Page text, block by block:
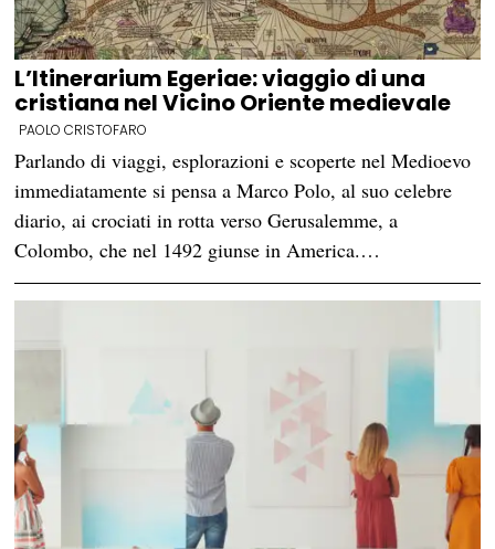
L’Itinerarium Egeriae: viaggio di una
cristiana nel Vicino Oriente medievale
PAOLO CRISTOFARO
Parlando di viaggi, esplorazioni e scoperte nel Medioevo
immediatamente si pensa a Marco Polo, al suo celebre
diario, ai crociati in rotta verso Gerusalemme, a
Colombo, che nel 1492 giunse in America.…